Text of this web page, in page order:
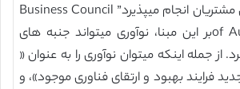
طور غیرمستقیم برای مشتریان انجام میپذیرد” Business Council
of Australia, 1993, p.3بر این مبنا، نوآوری میتواند جنبه های
از جمله اینکه میتوان نوآوری را به عنوان «
فرایند بهبود و ارتقای فناوری موجود»، و